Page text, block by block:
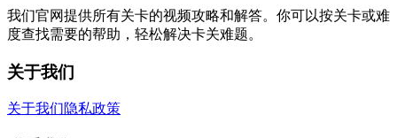
我们官网提供所有关卡的视频攻略和解答。你可以按关卡或难
度查找需要的帮助，轻松解决卡关难题。
关于我们
关于我们隐私政策